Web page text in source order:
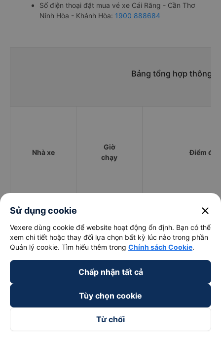
Số điện thoại đặt mua vé xe Cái Răng - Cần Thơ
Ninh Hòa - Khánh Hòa: 1900 888684
Bảng tổng hợp thông
Nhà xe
Giờ
chạy
Điểm đi
Hà Linh
Dũng Lệ 15:00 - 15:00 Khu đô thị mới Nam
Mạnh Hùng 13:55 - 14:00 2
14:00 - 14:00
Cách đặt vé xe khách đi Ninh Hòa - Khánh Hòa từ
Cái Răng - Cần Thơ nhanh và uy tín nhất
Sử dụng cookie close
Vexere dùng cookie để website hoạt động ổn định. Bạn có thể
xem chi tiết hoặc thay đổi lựa chọn bất kỳ lúc nào trong phần
Quản lý cookie. Tìm hiểu thêm trong Chính sách Cookie.
Chấp nhận tất cả
Tùy chọn cookie
Từ chối